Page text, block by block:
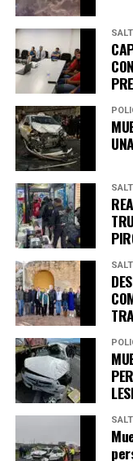
Gangrena, de
fuerza expresiva
través de una voz
Las y los
completo de la
ahttps://
encontrarán
lectura o descarga
y accesibles en
El Gobierno del